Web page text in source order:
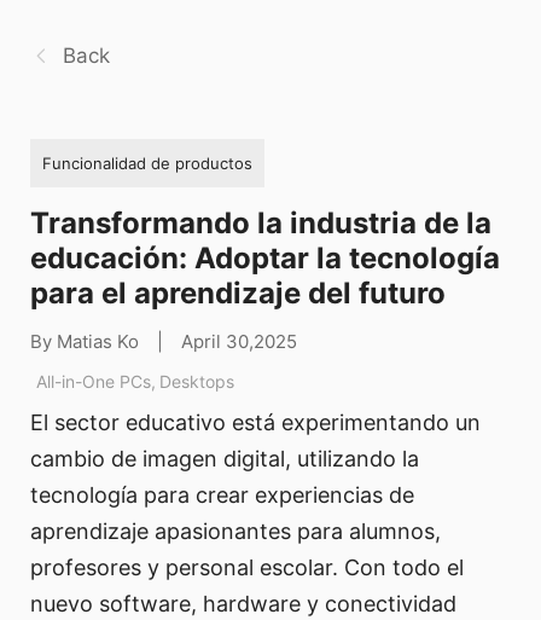
Back
Funcionalidad de productos
Transformando la industria de la
educación: Adoptar la tecnología
para el aprendizaje del futuro
By Matias Ko April 30,2025
All-in-One PCs, Desktops
El sector educativo está experimentando un
cambio de imagen digital, utilizando la
tecnología para crear experiencias de
aprendizaje apasionantes para alumnos,
profesores y personal escolar. Con todo el
nuevo software, hardware y conectividad